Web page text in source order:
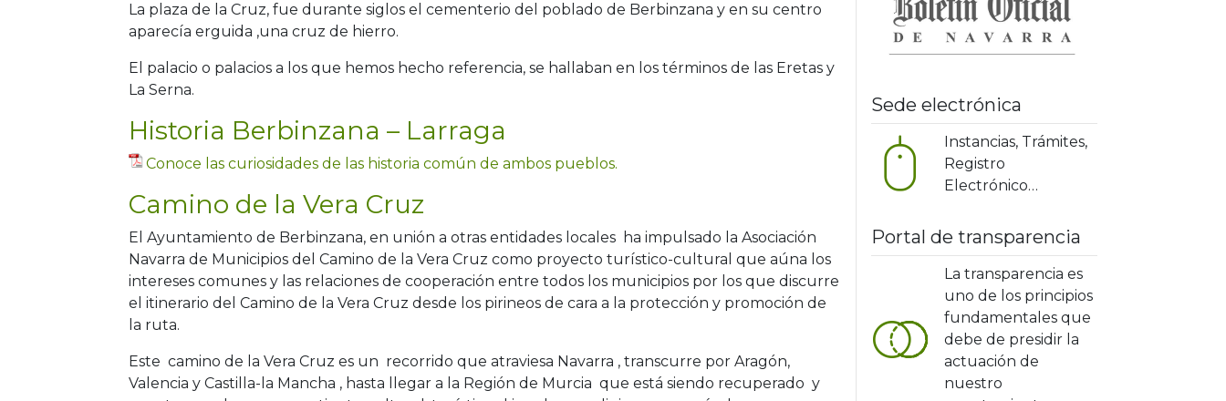
La plaza de la Cruz, fue durante siglos el cementerio del poblado de Berbinzana y en su centro
aparecía erguida ,una cruz de hierro.
El palacio o palacios a los que hemos hecho referencia, se hallaban en los términos de las Eretas y
La Serna.
Historia Berbinzana – Larraga
Conoce las curiosidades de las historia común de ambos pueblos.
Camino de la Vera Cruz
El Ayuntamiento de Berbinzana, en unión a otras entidades locales ha impulsado la Asociación
Navarra de Municipios del Camino de la Vera Cruz como proyecto turístico-cultural que aúna los
intereses comunes y las relaciones de cooperación entre todos los municipios por los que discurre
el itinerario del Camino de la Vera Cruz desde los pirineos de cara a la protección y promoción de
la ruta.
Este camino de la Vera Cruz es un recorrido que atraviesa Navarra , transcurre por Aragón,
Valencia y Castilla-la Mancha , hasta llegar a la Región de Murcia que está siendo recuperado y
Sede electrónica
Instancias, Trámites,
Registro
Electrónico…
Portal de transparencia
La transparencia es
uno de los principios
fundamentales que
debe de presidir la
actuación de
nuestro